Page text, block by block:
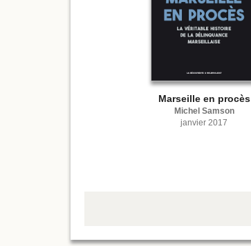
Marseille en procès
Michel Samson
janvier 2017